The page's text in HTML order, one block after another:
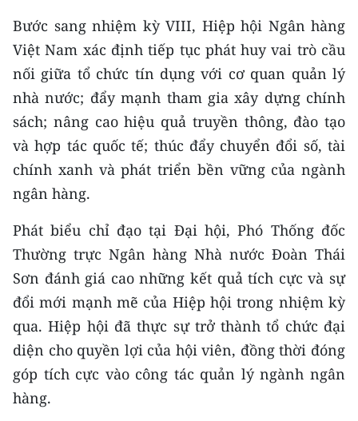
Bước sang nhiệm kỳ VIII, Hiệp hội Ngân hàng
Việt Nam xác định tiếp tục phát huy vai trò cầu
nối giữa tổ chức tín dụng với cơ quan quản lý
nhà nước; đẩy mạnh tham gia xây dựng chính
sách; nâng cao hiệu quả truyền thông, đào tạo
và hợp tác quốc tế; thúc đẩy chuyển đổi số, tài
chính xanh và phát triển bền vững của ngành
ngân hàng.
Phát biểu chỉ đạo tại Đại hội, Phó Thống đốc
Thường trực Ngân hàng Nhà nước Đoàn Thái
Sơn đánh giá cao những kết quả tích cực và sự
đổi mới mạnh mẽ của Hiệp hội trong nhiệm kỳ
qua. Hiệp hội đã thực sự trở thành tổ chức đại
diện cho quyền lợi của hội viên, đồng thời đóng
góp tích cực vào công tác quản lý ngành ngân
hàng.